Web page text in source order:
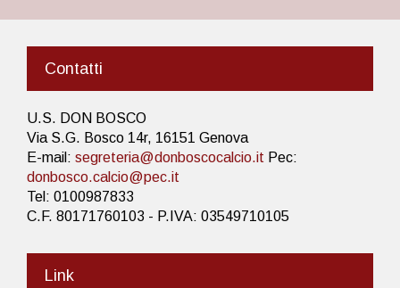
Contatti
U.S. DON BOSCO
Via S.G. Bosco 14r, 16151 Genova
E-mail: segreteria@donboscocalcio.it Pec:
donbosco.calcio@pec.it
Tel: 0100987833
C.F. 80171760103 - P.IVA: 03549710105
Link